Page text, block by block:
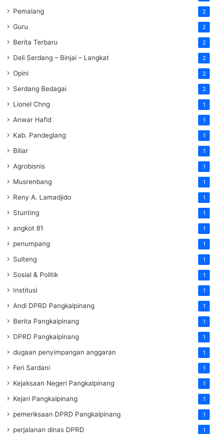
Pemalang 2
Guru 2
Berita Terbaru 2
Deli Serdang – Binjai – Langkat 2
Opini 2
Serdang Bedagai 2
Lionel Chng 1
Anwar Hafid 1
Kab. Pandeglang 1
Biliar 1
Agrobisnis 1
Musrenbang 1
Reny A. Lamadjido 1
Stunting 1
angkot 81 1
penumpang 1
Sulteng 1
Sosial & Politik 1
Institusi 1
Andi DPRD Pangkalpinang 1
Berita Pangkalpinang 1
DPRD Pangkalpinang 1
dugaan penyimpangan anggaran 1
Feri Sardani 1
Kejaksaan Negeri Pangkalpinang 1
Kejari Pangkalpinang 1
pemeriksaan DPRD Pangkalpinang 1
perjalanan dinas DPRD 1